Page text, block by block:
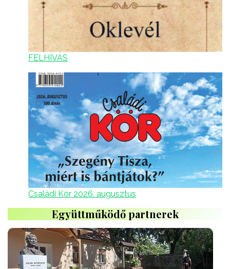
FELHÍVÁS
Családi Kör 2026. augusztus
Együttműködő partnerek